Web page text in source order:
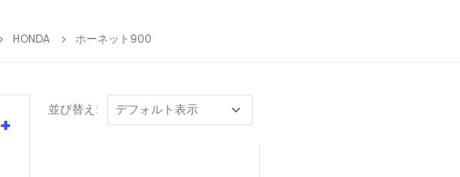
HONDA ホーネット900
並び替え:
+